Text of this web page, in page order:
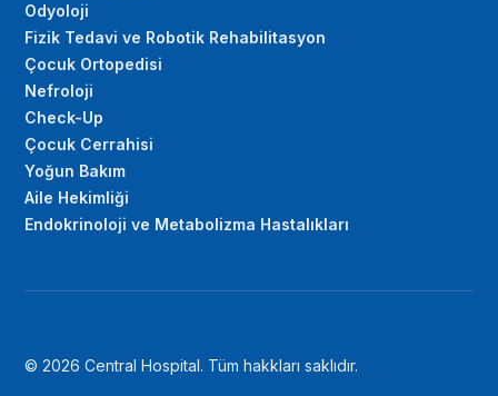
Odyoloji
Fizik Tedavi ve Robotik Rehabilitasyon
Çocuk Ortopedisi
Nefroloji
Check-Up
Çocuk Cerrahisi
Yoğun Bakım
Aile Hekimliği
Endokrinoloji ve Metabolizma Hastalıkları
© 2026 Central Hospital. Tüm hakkları saklıdır.